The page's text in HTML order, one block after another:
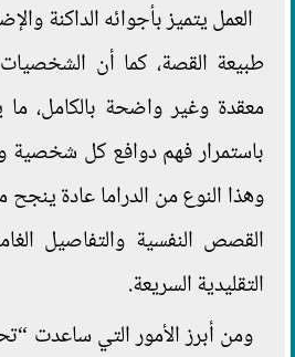
العمل يتميز بأجوائه الداكنة
طبيعة القصة، كما أن
معقدة وغير واضحة بالكامل،
باستمرار فهم دوافع كل شخصية
وهذا النوع من الدراما عادة
القصص النفسية والتفاصيل
التقليدية السريعة.
ومن أبرز الأمور التي ساعدت